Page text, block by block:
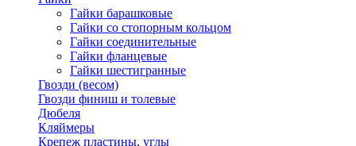
Гайки барашковые
Гайки со стопорным кольцом
Гайки соединительные
Гайки фланцевые
Гайки шестигранные
Гвозди (весом)
Гвозди финиш и толевые
Дюбеля
Кляймеры
Крепеж пластины, углы